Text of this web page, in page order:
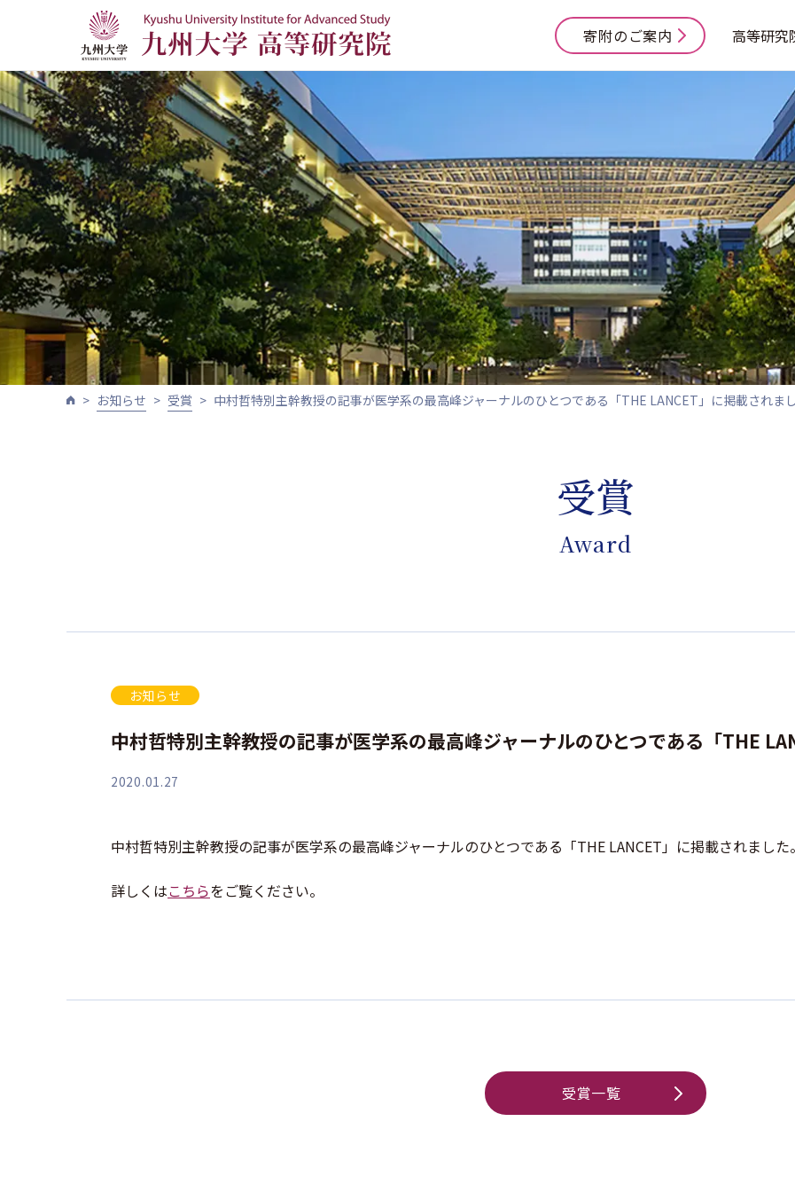
寄附のご案内 高等研究
お知らせ 受賞 中村哲特別主幹教授の記事が医学系の最高峰ジャーナルのひとつである「THE LANCET」に掲載されま
受賞
Award
お知らせ
中村哲特別主幹教授の記事が医学系の最高峰ジャーナルのひとつである「THE
2020.01.27
中村哲特別主幹教授の記事が医学系の最高峰ジャーナルのひとつである「THE LANCET」に掲載されました。
詳しくはこちらをご覧ください。
受賞一覧